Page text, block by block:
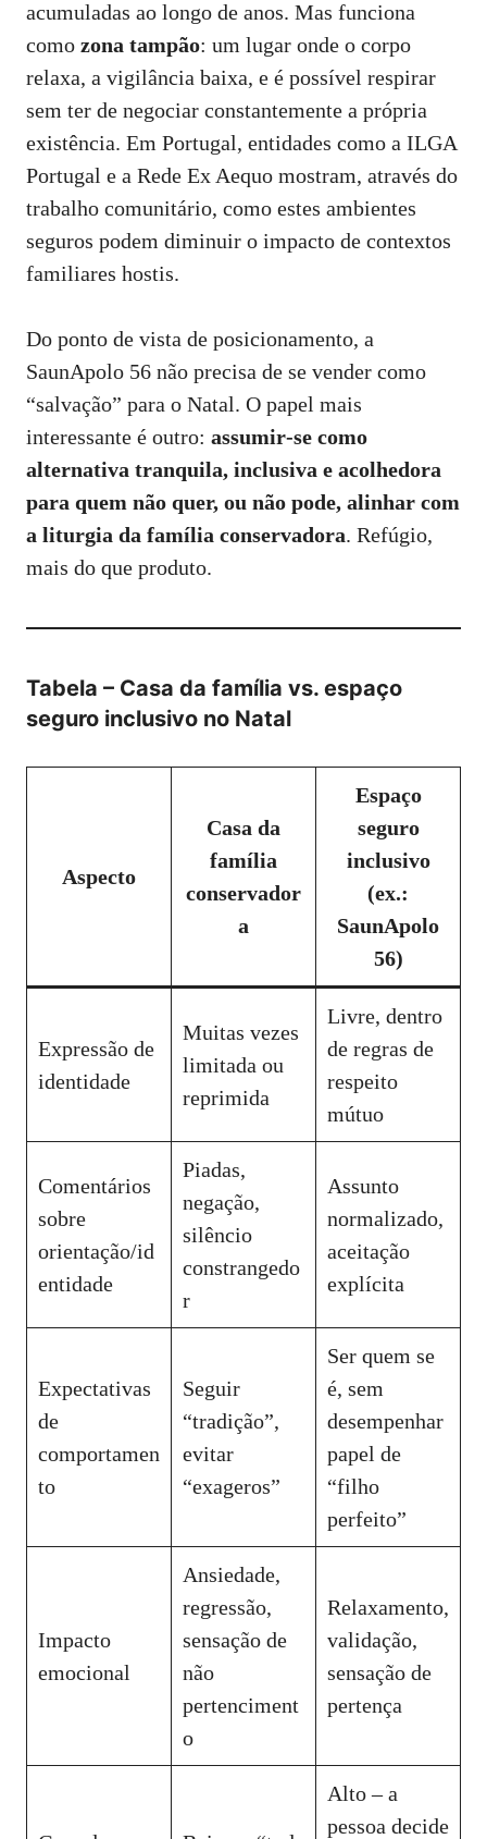
acumuladas ao longo de anos. Mas funciona
como zona tampão: um lugar onde o corpo
relaxa, a vigilância baixa, e é possível respirar
sem ter de negociar constantemente a própria
existência. Em Portugal, entidades como a ILGA
Portugal e a Rede Ex Aequo mostram, através do
trabalho comunitário, como estes ambientes
seguros podem diminuir o impacto de contextos
familiares hostis.
Do ponto de vista de posicionamento, a
SaunApolo 56 não precisa de se vender como
“salvação” para o Natal. O papel mais
interessante é outro: assumir‑se como
alternativa tranquila, inclusiva e acolhedora
para quem não quer, ou não pode, alinhar com
a liturgia da família conservadora. Refúgio,
mais do que produto.
Tabela – Casa da família vs. espaço
seguro inclusivo no Natal
Aspecto
Casa da
família
conservador
a
Espaço
seguro
inclusivo
(ex.:
SaunApolo
56)
Expressão de
identidade
Muitas vezes
limitada ou
reprimida
Livre, dentro
de regras de
respeito
mútuo
Comentários
sobre
orientação/id
entidade
Piadas,
negação,
silêncio
constrangedo
r
Assunto
normalizado,
aceitação
explícita
Expectativas
de
comportamen
to
Seguir
“tradição”,
evitar
“exageros”
Ser quem se
é, sem
desempenhar
papel de
“filho
perfeito”
Impacto
emocional
Ansiedade,
regressão,
sensação de
não
pertenciment
o
Relaxamento,
validação,
sensação de
pertença
Alto – a
pessoa decide